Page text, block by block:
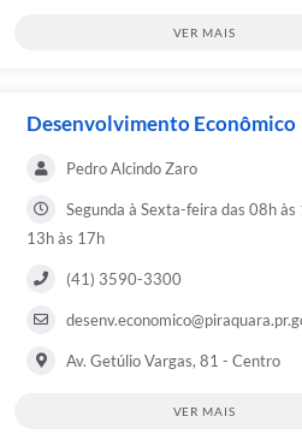
VER MAIS
Desenvolvimento Econômico
Pedro Alcindo Zaro
Segunda à Sexta-feira das 08h às
13h às 17h
(41) 3590-3300
Av. Getúlio Vargas, 81 - Centro
VER MAIS